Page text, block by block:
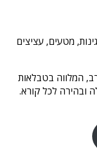
מטעים, עציצים
המלווה בטבלאות
ובהירה לכל קורא.